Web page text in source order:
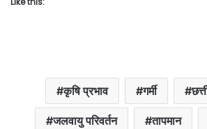
कृषि प्रभाव गर्मी
जलवायु परिवर्तन तापमान